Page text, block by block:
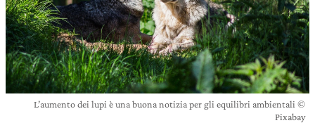
L’aumento dei lupi è una buona notizia per gli equilibri ambientali ©
Pixabay